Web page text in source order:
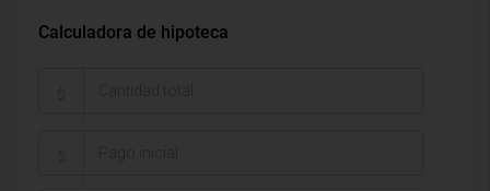
Calculadora de hipoteca